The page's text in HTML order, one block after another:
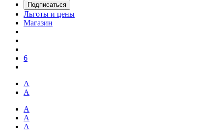
Подписаться
Льготы и цены
Магазин
6
А
А
А
А
А